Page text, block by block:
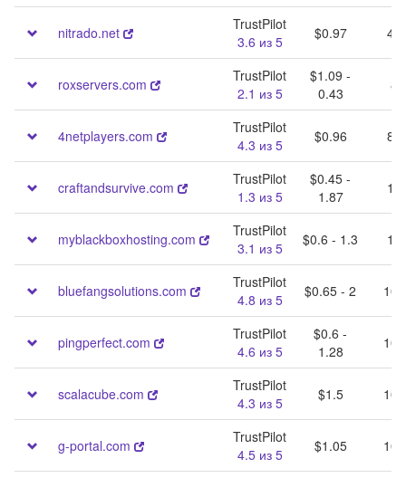
nitrado.net
TrustPilot
3.6 из 5
$0.97 4 -
roxservers.com
TrustPilot
2.1 из 5
$1.09 -
0.43
8
4netplayers.com
TrustPilot
4.3 из 5
$0.96 8 -
craftandsurvive.com
TrustPilot
1.3 из 5
$0.45 -
1.87
10
myblackboxhosting.com
TrustPilot
3.1 из 5
$0.6 - 1.3 10
bluefangsolutions.com
TrustPilot
4.8 из 5
$0.65 - 2 10
pingperfect.com
TrustPilot
4.6 из 5
$0.6 -
1.28
10
scalacube.com
TrustPilot
4.3 из 5
$1.5 10
g-portal.com
TrustPilot
4.5 из 5
$1.05 10